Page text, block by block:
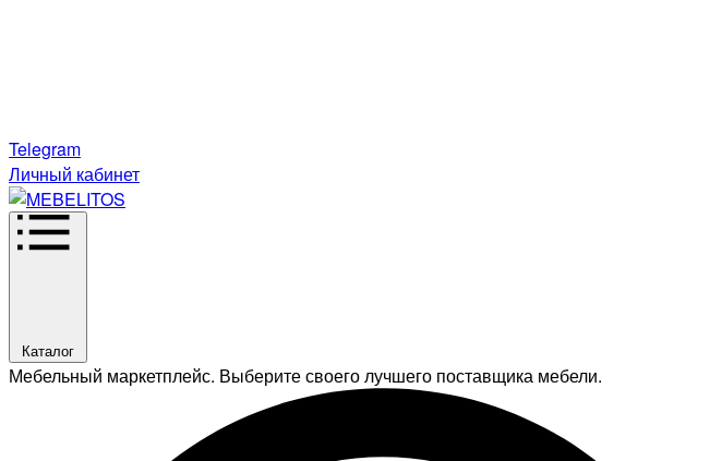
Telegram
Личный кабинет
Каталог
Мебельный маркетплейс. Выберите своего лучшего поставщика мебели.